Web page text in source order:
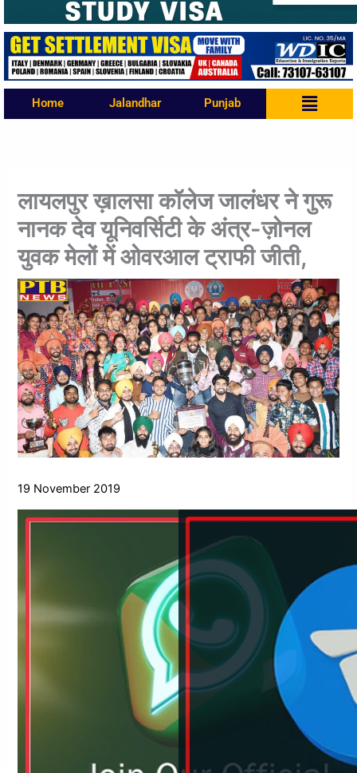
Home Jalandhar Punjab Menu
लायलपुर ख़ालसा कॉलेज जालंधर ने गुरू
नानक देव यूनिवर्सिटी के अंत्र-ज़ोनल
युवक मेलों में ओवरआल ट्राफी जीती,
19 November 2019